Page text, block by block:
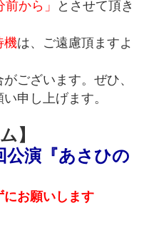
から」
とさせて頂き
機は、ご遠慮頂ますよ
がございます。ぜひ、
申し上げます。
】
公演『あさひの
お願いします